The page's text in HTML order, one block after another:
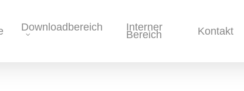
Downloadbereich Interner
Bereich Kontakt